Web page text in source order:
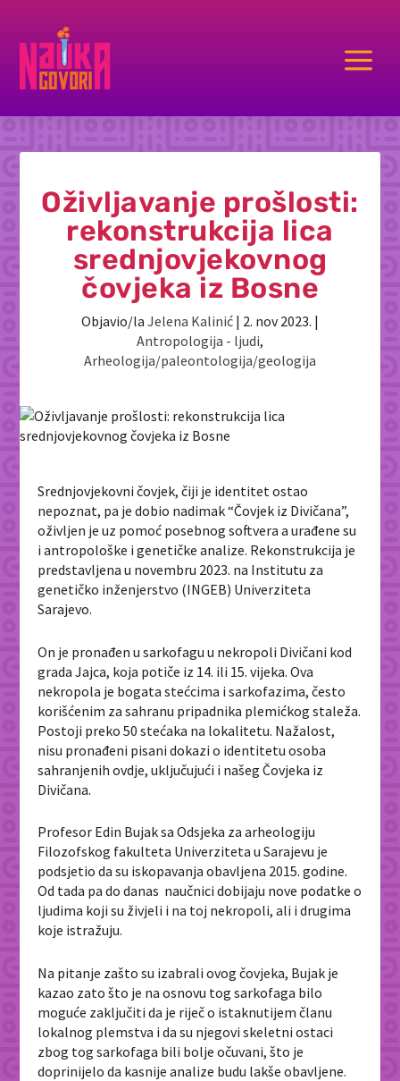
a
Oživljavanje prošlosti:
rekonstrukcija lica
srednjovjekovnog
čovjeka iz Bosne
Objavio/la Jelena Kalinić | 2. nov 2023. |
Antropologija - ljudi,
Arheologija/paleontologija/geologija
Srednjovjekovni čovjek, čiji je identitet ostao
nepoznat, pa je dobio nadimak “Čovjek iz Divičana”,
oživljen je uz pomoć posebnog softvera a urađene su
i antropološke i genetičke analize. Rekonstrukcija je
predstavljena u novembru 2023. na Institutu za
genetičko inženjerstvo (INGEB) Univerziteta
Sarajevo.
On je pronađen u sarkofagu u nekropoli Divičani kod
grada Jajca, koja potiče iz 14. ili 15. vijeka. Ova
nekropola je bogata stećcima i sarkofazima, često
korišćenim za sahranu pripadnika plemićkog staleža.
Postoji preko 50 stećaka na lokalitetu. Nažalost,
nisu pronađeni pisani dokazi o identitetu osoba
sahranjenih ovdje, uključujući i našeg Čovjeka iz
Divičana.
Profesor Edin Bujak sa Odsjeka za arheologiju
Filozofskog fakulteta Univerziteta u Sarajevu je
podsjetio da su iskopavanja obavljena 2015. godine.
Od tada pa do danas naučnici dobijaju nove podatke o
ljudima koji su živjeli i na toj nekropoli, ali i drugima
koje istražuju.
Na pitanje zašto su izabrali ovog čovjeka, Bujak je
kazao zato što je na osnovu tog sarkofaga bilo
moguće zaključiti da je riječ o istaknutijem članu
lokalnog plemstva i da su njegovi skeletni ostaci
zbog tog sarkofaga bili bolje očuvani, što je
doprinijelo da kasnije analize budu lakše obavljene.